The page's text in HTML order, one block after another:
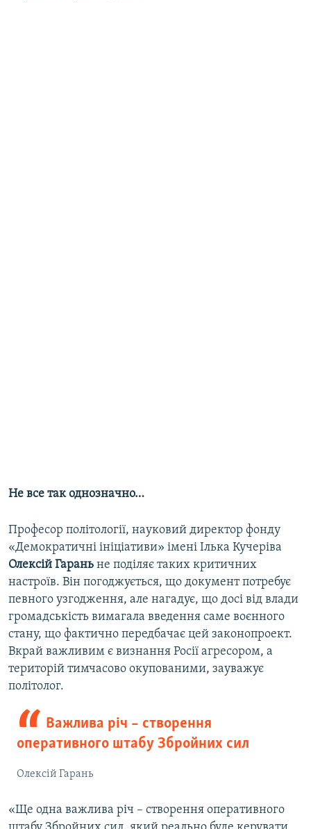
Не все так однозначно…
Професор політології, науковий директор фонду
«Демократичні ініціативи» імені Ілька Кучеріва
Олексій Гарань не поділяє таких критичних
настроїв. Він погоджується, що документ потребує
певного узгодження, але нагадує, що досі від влади
громадськість вимагала введення саме воєнного
стану, що фактично передбачає цей законопроект.
Вкрай важливим є визнання Росії агресором, а
територій тимчасово окупованими, зауважує
політолог.
Важлива річ – створення
оперативного штабу Збройних сил
Олексій Гарань
«Ще одна важлива річ – створення оперативного